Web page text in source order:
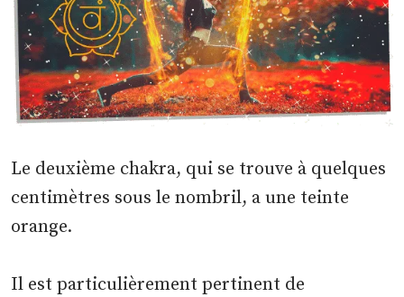
Le deuxième chakra, qui se trouve à quelques
centimètres sous le nombril, a une teinte
orange.
Il est particulièrement pertinent de